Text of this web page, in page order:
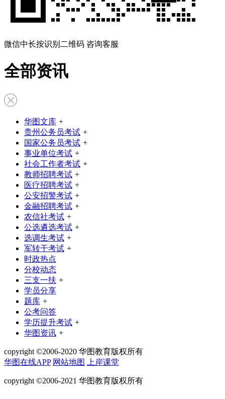
微信中长按识别二维码 咨询客服
全部资讯
华图文库 +
贵州公务员考试 +
国家公务员考试 +
事业单位考试 +
社会工作者考试 +
教师招聘考试 +
医疗招聘考试 +
公安招警考试 +
金融招聘考试 +
农信社考试 +
公选遴选考试 +
选调生考试 +
军转干考试 +
时政热点
分校动态
三支一扶 +
学员分享
题库 +
公考问答
学历提升考试 +
华图资讯 +
copyright ©2006-2020 华图教育版权所有
华图在线APP 网站地图 上岸课堂
copyright ©2006-2021 华图教育版权所有